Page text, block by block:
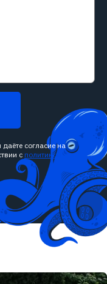
согласие на
с политикой